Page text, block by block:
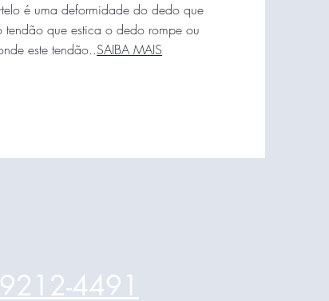
é uma deformidade do dedo que
tendão que estica o dedo rompe ou
este tendão..SAIBA MAIS
4491